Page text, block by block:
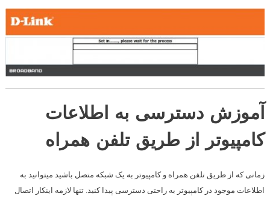
آموزش دسترسی به اطلاعات
کامپیوتر از طریق تلفن همراه
زمانی که از طریقتلفن همراه وکامپیوتر به یک شبکه متصل باشید میتوانید به
اطلاعات موجود درکامپیوتر به راحتی دسترسی پیدا کنید. تنها لازمه اینکار اتصال